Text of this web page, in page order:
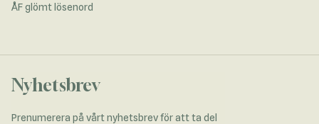
ÅF glömt lösenord
Nyhetsbrev
Prenumerera på vårt nyhetsbrev för att ta del